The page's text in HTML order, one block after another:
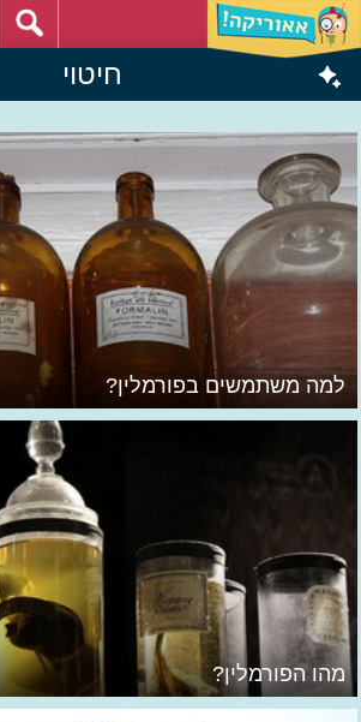
חיטוי
למה משתמשים בפורמלין?
מהו הפורמלין?